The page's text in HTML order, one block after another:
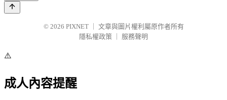
© 2026 PIXNET
文章與圖片權利屬原作者所有
隱私權政策
服務聲明
⚠️
成人內容提醒